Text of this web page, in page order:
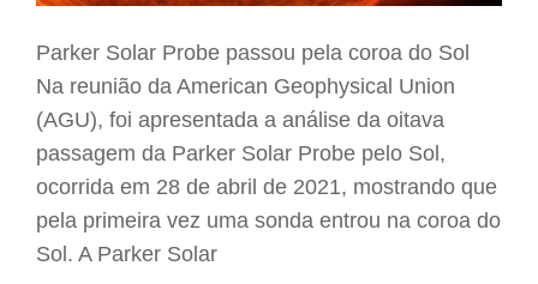
Parker Solar Probe passou pela coroa do Sol
Na reunião da American Geophysical Union
(AGU), foi apresentada a análise da oitava
passagem da Parker Solar Probe pelo Sol,
ocorrida em 28 de abril de 2021, mostrando que
pela primeira vez uma sonda entrou na coroa do
Sol. A Parker Solar